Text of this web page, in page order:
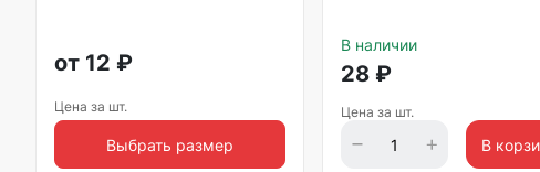
от 12 ₽
Цена за шт.
Выбрать размер
В наличии
28 ₽
Цена за шт.
В